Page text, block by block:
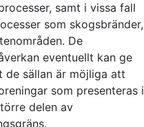
samt i vissa fall
som skogsbränder,
De
eventuellt kan ge
sällan är möjliga att
som presenteras i
delen av